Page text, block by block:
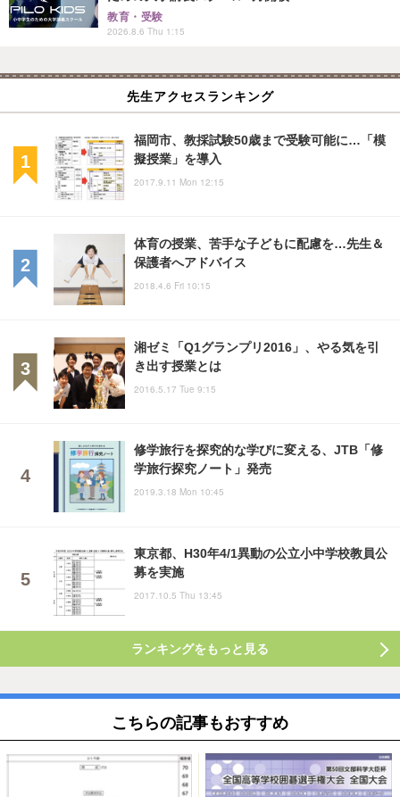
教育・受験
2026.8.6 Thu 1:15
先生アクセスランキング
福岡市、教採試験50歳まで受験可能に…「模
擬授業」を導入
2017.9.11 Mon 12:15
体育の授業、苦手な子どもに配慮を…先生＆
保護者へアドバイス
2018.4.6 Fri 10:15
湘ゼミ「Q1グランプリ2016」、やる気を引
き出す授業とは
2016.5.17 Tue 9:15
修学旅行を探究的な学びに変える、JTB「修
学旅行探究ノート」発売
2019.3.18 Mon 10:45
東京都、H30年4/1異動の公立小中学校教員公
募を実施
2017.10.5 Thu 13:45
ランキングをもっと見る
こちらの記事もおすすめ